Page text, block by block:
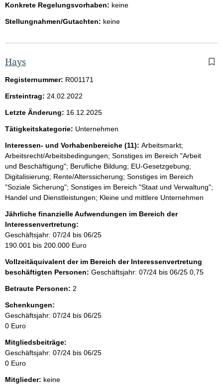
Konkrete Regelungsvorhaben: keine
Stellungnahmen/Gutachten: keine
Hays
Registernummer: R001171
Ersteintrag: 24.02.2022
Letzte Änderung: 16.12.2025
Tätigkeitskategorie: Unternehmen
Interessen- und Vorhabenbereiche (11): Arbeitsmarkt;
Arbeitsrecht/Arbeitsbedingungen; Sonstiges im Bereich "Arbeit
und Beschäftigung"; Berufliche Bildung; EU-Gesetzgebung;
Digitalisierung; Rente/Alterssicherung; Sonstiges im Bereich
"Soziale Sicherung"; Sonstiges im Bereich "Staat und Verwaltung";
Handel und Dienstleistungen; Kleine und mittlere Unternehmen
Jährliche finanzielle Aufwendungen im Bereich der
Interessenvertretung:
Geschäftsjahr: 07/24 bis 06/25
190.001 bis 200.000 Euro
Vollzeitäquivalent der im Bereich der Interessenvertretung
beschäftigten Personen: Geschäftsjahr: 07/24 bis 06/25 0,75
Betraute Personen: 2
Schenkungen:
Geschäftsjahr: 07/24 bis 06/25
0 Euro
Mitgliedsbeiträge:
Geschäftsjahr: 07/24 bis 06/25
0 Euro
Mitglieder: keine